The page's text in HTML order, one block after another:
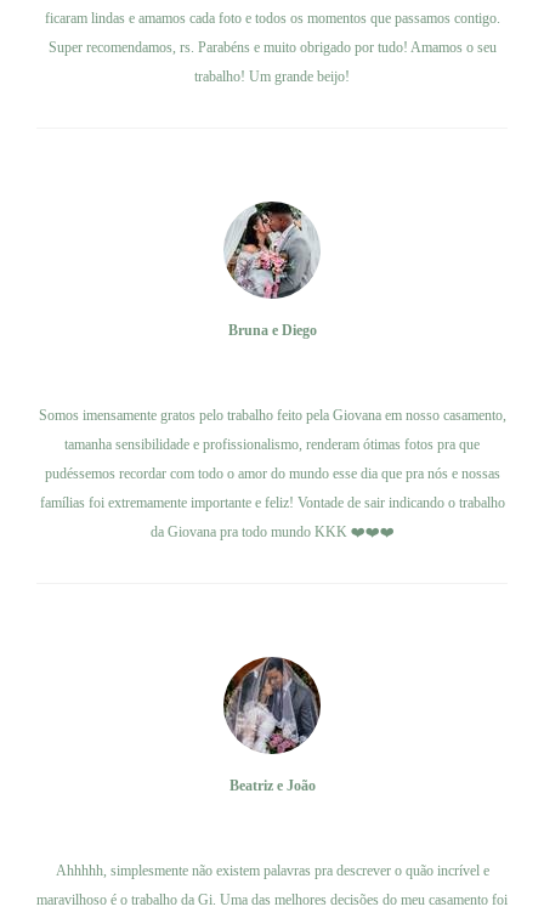
ficaram lindas e amamos cada foto e todos os momentos que passamos contigo.
Super recomendamos, rs. Parabéns e muito obrigado por tudo! Amamos o seu
trabalho! Um grande beijo!
Somos imensamente gratos pelo trabalho feito pela Giovana em nosso casamento,
tamanha sensibilidade e profissionalismo, renderam ótimas fotos pra que
pudéssemos recordar com todo o amor do mundo esse dia que pra nós e nossas
famílias foi extremamente importante e feliz! Vontade de sair indicando o trabalho
da Giovana pra todo mundo KKK ❤️❤️❤️
Bruna e Diego
Ahhhhh, simplesmente não existem palavras pra descrever o quão incrível e
maravilhoso é o trabalho da Gi. Uma das melhores decisões do meu casamento foi
Beatriz e João